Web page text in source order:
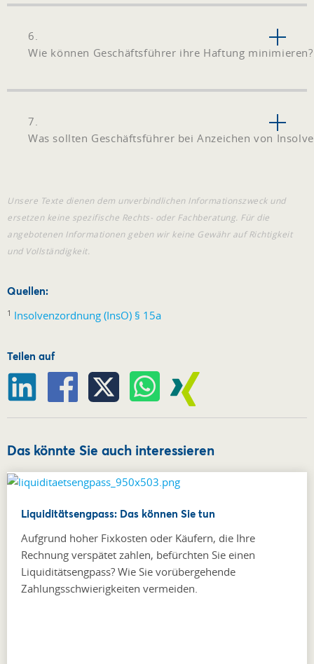
6.
Wie können Geschäftsführer ihre Haftung minimieren?
7.
Was sollten Geschäftsführer bei Anzeichen von
Unsere Texte dienen dem unverbindlichen Informationszweck und
ersetzen keine spezifische Rechts- oder Fachberatung. Für die
angebotenen Informationen geben wir keine Gewähr auf Richtigkeit
und Vollständigkeit.
Quellen:
1 Insolvenzordnung (InsO) § 15a
Teilen auf
Das könnte Sie auch interessieren
Liquiditätsengpass: Das können Sie tun
Aufgrund hoher Fixkosten oder Käufern, die Ihre
Rechnung verspätet zahlen, befürchten Sie einen
Liquiditätsengpass? Wie Sie vorübergehende
Zahlungsschwierigkeiten vermeiden.